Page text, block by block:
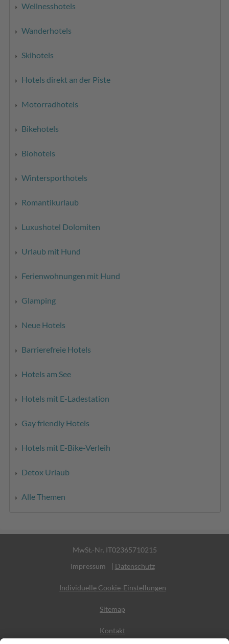
Wellnesshotels
Wanderhotels
Skihotels
Hotels direkt an der Piste
Motorradhotels
Bikehotels
Biohotels
Wintersporthotels
Romantikurlaub
Luxushotel Dolomiten
Urlaub mit Hund
Ferienwohnungen mit Hund
Glamping
Neue Hotels
Barrierefreie Hotels
Hotels am See
Hotels mit E-Ladestation
Gay friendly Hotels
Hotels mit E-Bike-Verleih
Detox Urlaub
Alle Themen
MwSt.-Nr. IT02365710215
Impressum
| Datenschutz
Individuelle Cookie-Einstellungen
Sitemap
Kontakt